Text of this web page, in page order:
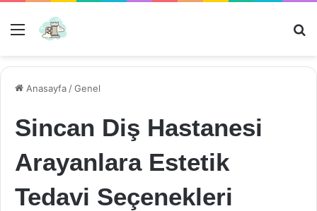
Menü
Anasayfa /Genel
Sincan Diş Hastanesi
Arayanlara Estetik
Tedavi Seçenekleri